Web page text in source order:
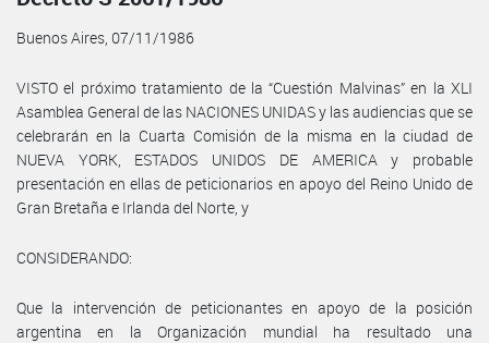
Buenos Aires, 07/11/1986
VISTO el próximo tratamiento de la “Cuestión Malvinas” en la XLI
Asamblea General de las NACIONES UNIDAS y las audiencias que se
celebrarán en la Cuarta Comisión de la misma en la ciudad de
NUEVA YORK, ESTADOS UNIDOS DE AMERICA y probable
presentación en ellas de peticionarios en apoyo del Reino Unido de
Gran Bretaña e Irlanda del Norte, y
CONSIDERANDO:
Que la intervención de peticionantes en apoyo de la posición
argentina en la Organización mundial ha resultado una